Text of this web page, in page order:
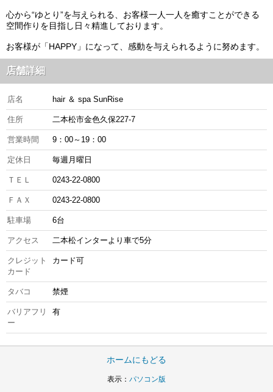
心から“ゆとり”を与えられる、お客様一人一人を癒すことができる
空間作りを目指し日々精進しております。
お客様が「HAPPY」になって、感動を与えられるように努めます。
店舗詳細
店名 hair ＆ spa SunRise
住所 二本松市金色久保227-7
営業時間 9：00～19：00
定休日 毎週月曜日
ＴＥＬ 0243-22-0800
ＦＡＸ 0243-22-0800
駐車場 6台
アクセス 二本松インターより車で5分
クレジット
カード
カード可
タバコ 禁煙
バリアフリ
ー
有
ホームにもどる
表示： パソコン版